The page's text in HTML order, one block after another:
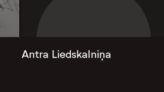
Antra Liedskalniņa